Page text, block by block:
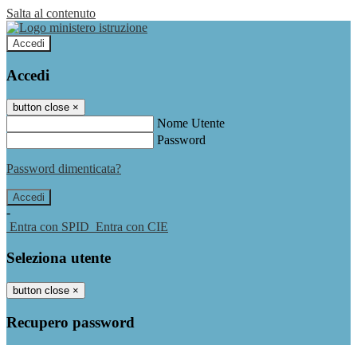
Salta al contenuto
Accedi
Accedi
button close ×
Nome Utente
Password
Password dimenticata?
-
Entra con SPID Entra con CIE
Seleziona utente
button close ×
Recupero password